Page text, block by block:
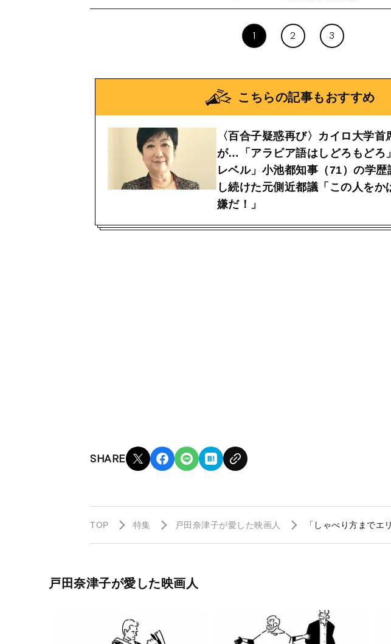
1 2 3
こちらの記事もおすすめ
〈百合子疑惑再び〉カイロ大学首
が…「アラビア語はしどろもどろ
レベル」小池都知事（71）の学歴
し続けた元側近都議「この人をか
嫌だ！」
SHARE
TOP 特集 戸田奈津子が愛した映画人 「しゃべり方までエ
戸田奈津子が愛した映画人